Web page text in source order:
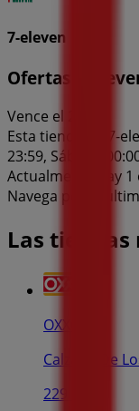
7-eleven
Ofertas 7-
Vence el 26/8
Esta tienda de 7-
23:59, Sábado 00:00
Actualmente hay 1
Navega por el
Las tiendas
OXXO
Calzada De
229 m